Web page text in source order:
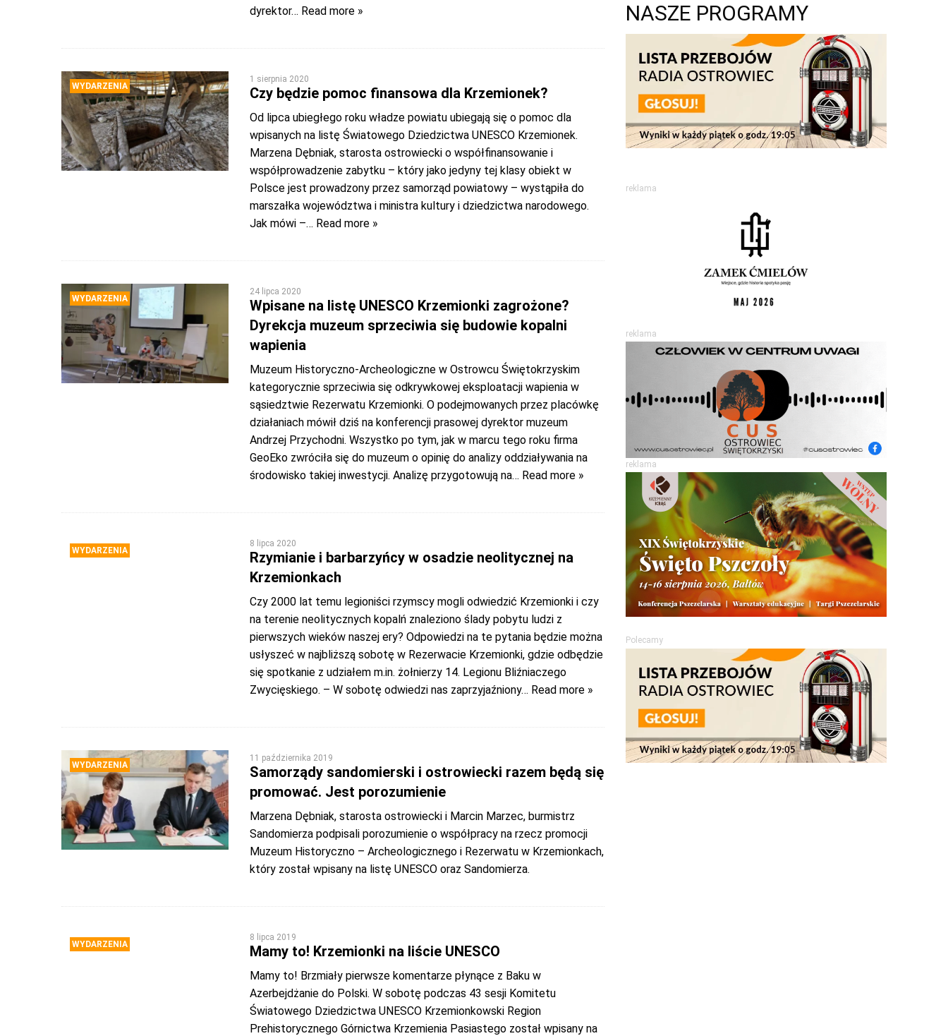
dyrektor… Read more »
WYDARZENIA
1 sierpnia 2020
Czy będzie pomoc finansowa dla Krzemionek?
Od lipca ubiegłego roku władze powiatu ubiegają się o pomoc dla
wpisanych na listę Światowego Dziedzictwa UNESCO Krzemionek.
Marzena Dębniak, starosta ostrowiecki o współfinansowanie i
współprowadzenie zabytku – który jako jedyny tej klasy obiekt w
Polsce jest prowadzony przez samorząd powiatowy – wystąpiła do
marszałka województwa i ministra kultury i dziedzictwa narodowego.
Jak mówi –… Read more »
WYDARZENIA
24 lipca 2020
Wpisane na listę UNESCO Krzemionki zagrożone?
Dyrekcja muzeum sprzeciwia się budowie kopalni
wapienia
Muzeum Historyczno-Archeologiczne w Ostrowcu Świętokrzyskim
kategorycznie sprzeciwia się odkrywkowej eksploatacji wapienia w
sąsiedztwie Rezerwatu Krzemionki. O podejmowanych przez placówkę
działaniach mówił dziś na konferencji prasowej dyrektor muzeum
Andrzej Przychodni. Wszystko po tym, jak w marcu tego roku firma
GeoEko zwróciła się do muzeum o opinię do analizy oddziaływania na
środowisko takiej inwestycji. Analizę przygotowują na… Read more »
WYDARZENIA
8 lipca 2020
Rzymianie i barbarzyńcy w osadzie neolitycznej na
Krzemionkach
Czy 2000 lat temu legioniści rzymscy mogli odwiedzić Krzemionki i czy
na terenie neolitycznych kopalń znaleziono ślady pobytu ludzi z
pierwszych wieków naszej ery? Odpowiedzi na te pytania będzie można
usłyszeć w najbliższą sobotę w Rezerwacie Krzemionki, gdzie odbędzie
się spotkanie z udziałem m.in. żołnierzy 14. Legionu Bliźniaczego
Zwycięskiego. – W sobotę odwiedzi nas zaprzyjaźniony… Read more »
WYDARZENIA
11 października 2019
Samorządy sandomierski i ostrowiecki razem będą się
promować. Jest porozumienie
Marzena Dębniak, starosta ostrowiecki i Marcin Marzec, burmistrz
Sandomierza podpisali porozumienie o współpracy na rzecz promocji
Muzeum Historyczno – Archeologicznego i Rezerwatu w Krzemionkach,
który został wpisany na listę UNESCO oraz Sandomierza.
WYDARZENIA
8 lipca 2019
Mamy to! Krzemionki na liście UNESCO
Mamy to! Brzmiały pierwsze komentarze płynące z Baku w
Azerbejdżanie do Polski. W sobotę podczas 43 sesji Komitetu
Światowego Dziedzictwa UNESCO Krzemionkowski Region
Prehistorycznego Górnictwa Krzemienia Pasiastego został wpisany na
NASZE PROGRAMY
reklama
reklama
reklama
Polecamy